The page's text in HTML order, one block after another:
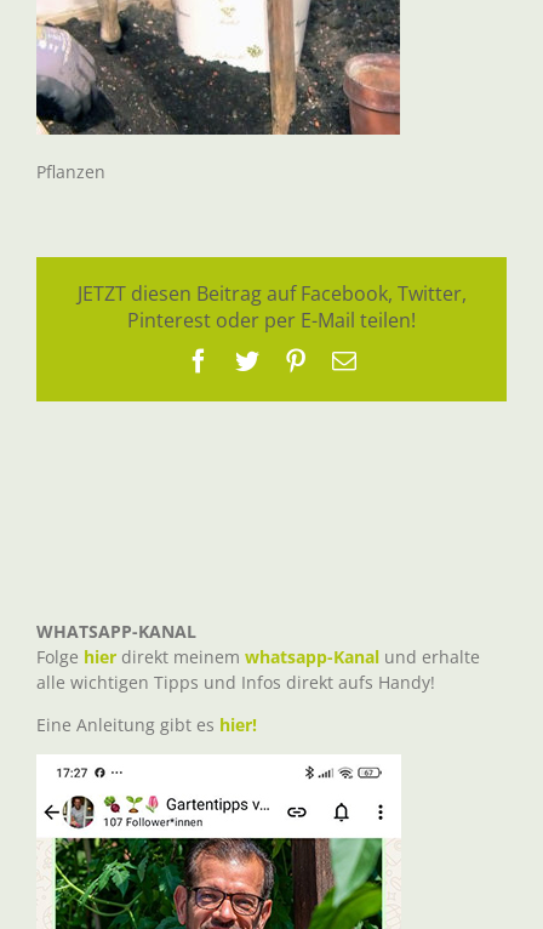
Pflanzen
JETZT diesen Beitrag auf Facebook, Twitter,
Pinterest oder per E-Mail teilen!
Facebook
TwitterPinterest
E-
WHATSAPP-KANAL
Folge hier direkt meinem whatsapp-Kanal und erhalte
alle wichtigen Tipps und Infos direkt aufs Handy!
Eine Anleitung gibt es hier!